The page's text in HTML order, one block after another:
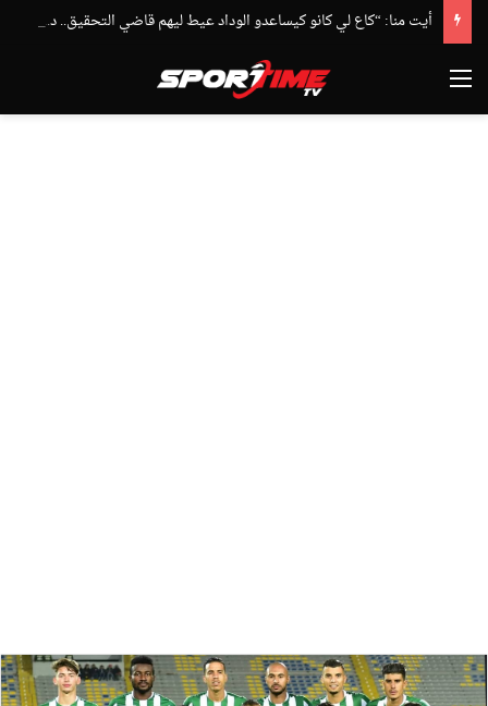
أيت منا: “كاع لي كانو كيساعدو الوداد عيط ليهم قاضي التحقيق.. دابا حتى شي واحد ما بقا باغي يعاون”
القائمة